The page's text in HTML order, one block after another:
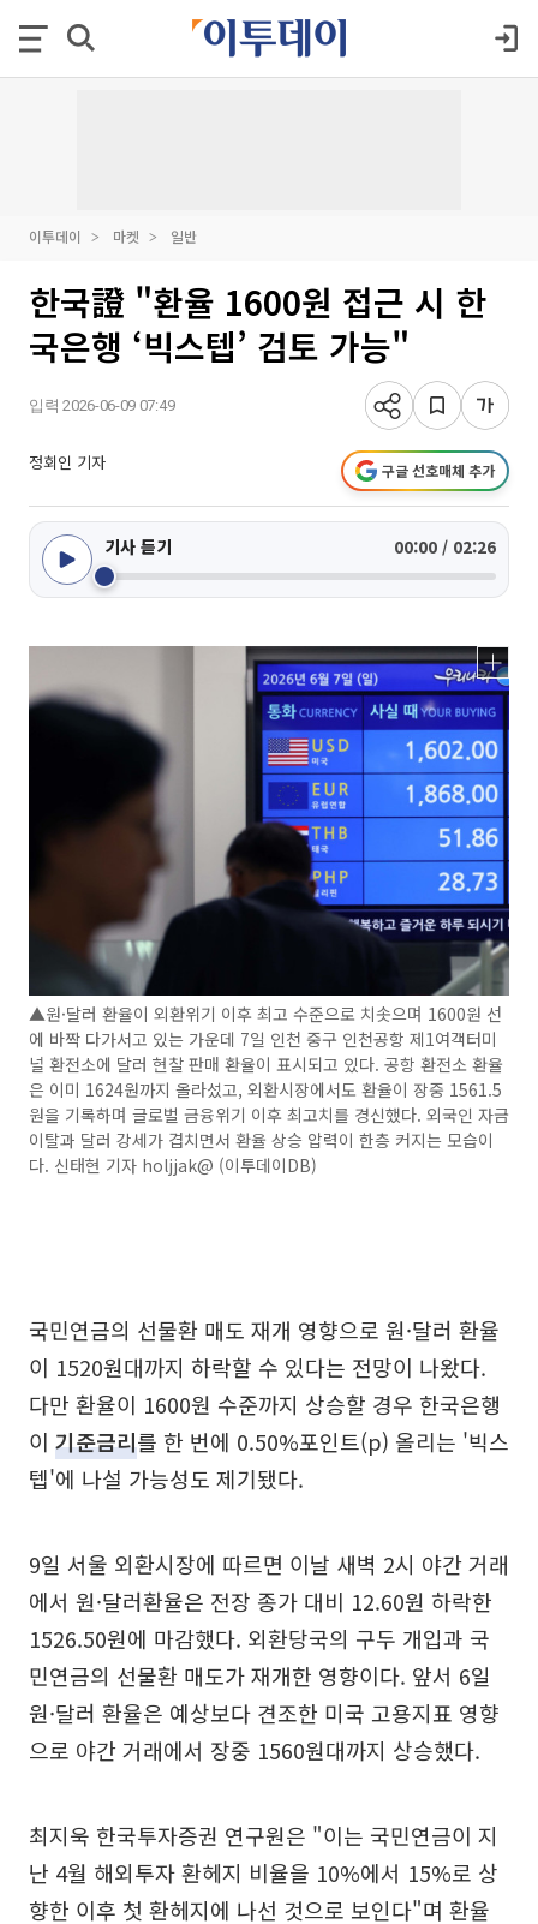
이투데이 마켓 일반
한국證 "환율 1600원 접근 시 한
국은행 ‘빅스텝’ 검토 가능"
입력 2026-06-09 07:49
정회인 기자 구글 선호매체 추가
기사 듣기 00:00 / 02:26
▲원·달러 환율이 외환위기 이후 최고 수준으로 치솟으며 1600원 선
에 바짝 다가서고 있는 가운데 7일 인천 중구 인천공항 제1여객터미
널 환전소에 달러 현찰 판매 환율이 표시되고 있다. 공항 환전소 환율
은 이미 1624원까지 올라섰고, 외환시장에서도 환율이 장중 1561.5
원을 기록하며 글로벌 금융위기 이후 최고치를 경신했다. 외국인 자금
이탈과 달러 강세가 겹치면서 환율 상승 압력이 한층 커지는 모습이
다. 신태현 기자 holjjak@ (이투데이DB)
국민연금의 선물환 매도 재개 영향으로 원·달러 환율
이 1520원대까지 하락할 수 있다는 전망이 나왔다.
다만 환율이 1600원 수준까지 상승할 경우 한국은행
이 기준금리를 한 번에 0.50%포인트(p) 올리는 '빅스
텝'에 나설 가능성도 제기됐다.
9일 서울 외환시장에 따르면 이날 새벽 2시 야간 거래
에서 원·달러환율은 전장 종가 대비 12.60원 하락한
1526.50원에 마감했다. 외환당국의 구두 개입과 국
민연금의 선물환 매도가 재개한 영향이다. 앞서 6일
원·달러 환율은 예상보다 견조한 미국 고용지표 영향
으로 야간 거래에서 장중 1560원대까지 상승했다.
최지욱 한국투자증권 연구원은 "이는 국민연금이 지
난 4월 해외투자 환헤지 비율을 10%에서 15%로 상
향한 이후 첫 환헤지에 나선 것으로 보인다"며 환율